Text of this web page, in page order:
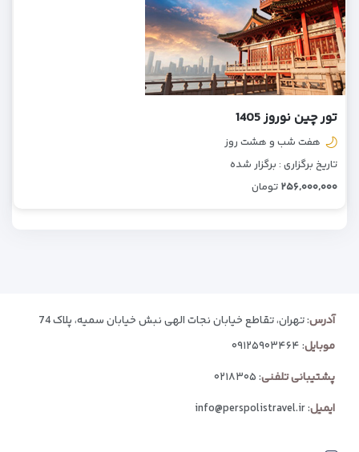
تور چین نوروز 1405
هفت شب و هشت روز
تاریخ برگزاری : برگزار شده
۲۵۶,۰۰۰,۰۰۰ تومان
آدرس: تهران، تقاطع خیابان نجات الهی نبش خیابان سمیه، پلاک 74
موبایل:۰۹۱۲۵۹۰۳۴۶۴
پشتیبانی تلفنی:۰۲۱۸۳۰۵
ایمیل:
info@perspolistravel.ir